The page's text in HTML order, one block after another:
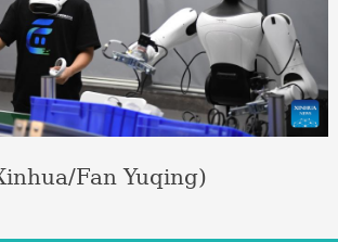
Fan Yuqing)